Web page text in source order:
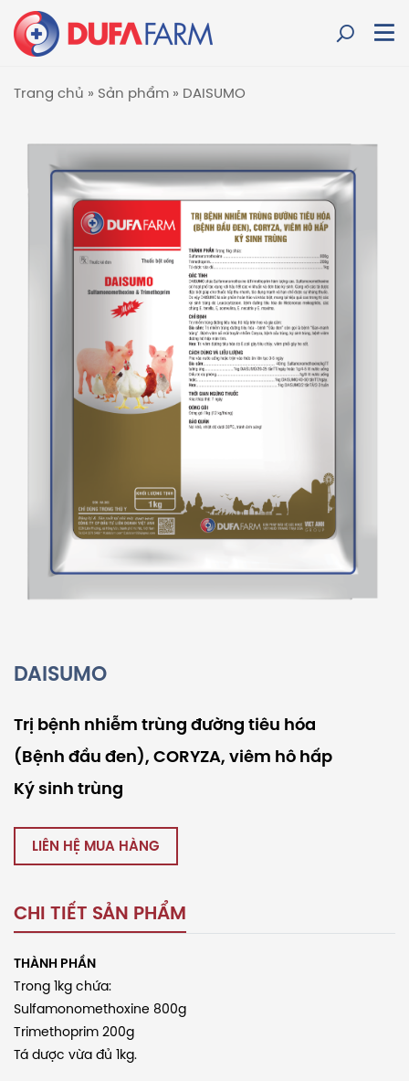
Trang chủ » Sản phẩm » DAISUMO
DAISUMO
Trị bệnh nhiễm trùng đường tiêu hóa
(Bệnh đầu đen), CORYZA, viêm hô hấp
Ký sinh trùng
LIÊN HỆ MUA HÀNG
CHI TIẾT SẢN PHẨM
THÀNH PHẦN
Trong 1kg chứa:
Sulfamonomethoxine 800g
Trimethoprim 200g
Tá dược vừa đủ 1kg.